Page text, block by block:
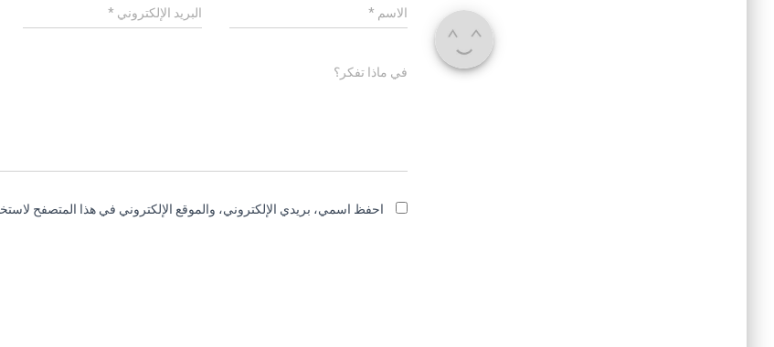
الاسم * البريد الإلكتروني *
في ماذا تفكر؟
احفظ اسمي، بريدي الإلكتروني، والموقع الإلكتروني في هذا المتصفح